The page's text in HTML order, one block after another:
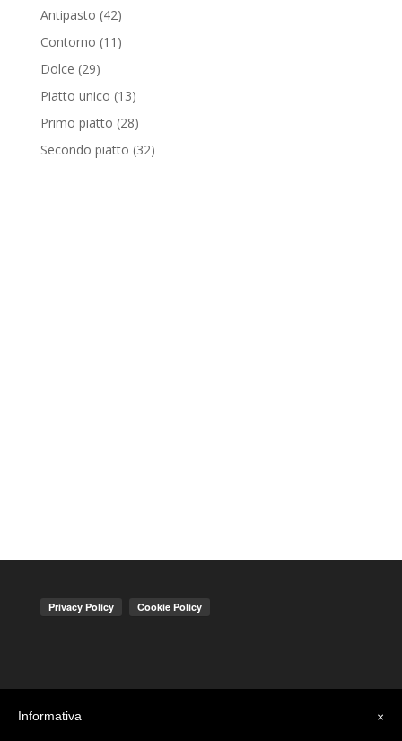
Antipasto (42)
Contorno (11)
Dolce (29)
Piatto unico (13)
Primo piatto (28)
Secondo piatto (32)
×
Informativa